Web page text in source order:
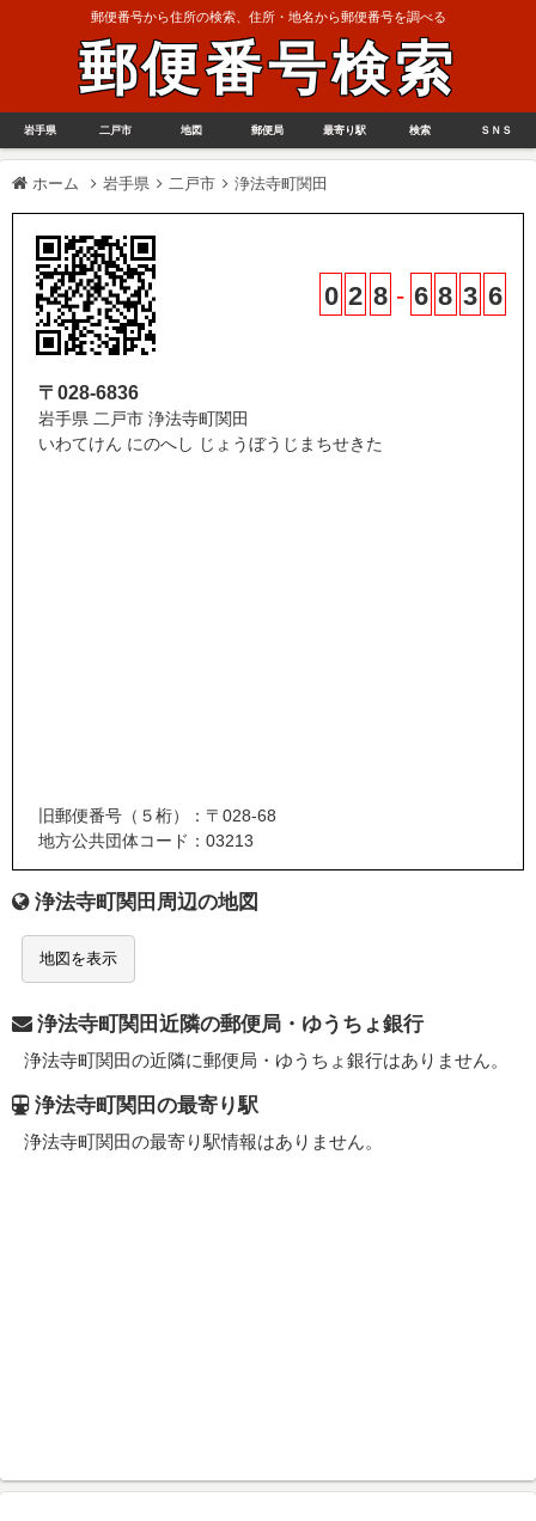
郵便番号から住所の検索、住所・地名から郵便番号を調べる
郵便番号検索
岩手県 二戸市 地図 郵便局 最寄り駅 検索 ＳＮＳ
ホーム 岩手県 二戸市 浄法寺町関田
0 2 8 - 6 8 3 6
〒028-6836
岩手県 二戸市 浄法寺町関田
いわてけん にのへし じょうぼうじまちせきた
旧郵便番号（５桁）：〒028-68
地方公共団体コード：03213
浄法寺町関田周辺の地図
地図を表示
浄法寺町関田近隣の郵便局・ゆうちょ銀行
浄法寺町関田の近隣に郵便局・ゆうちょ銀行はありません。
浄法寺町関田の最寄り駅
浄法寺町関田の最寄り駅情報はありません。